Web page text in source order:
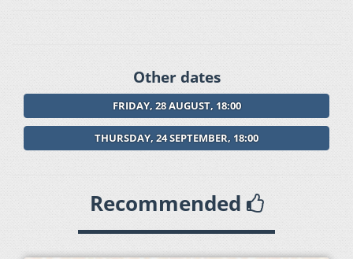
Other dates
FRIDAY, 28 AUGUST, 18:00
THURSDAY, 24 SEPTEMBER, 18:00
Recommended